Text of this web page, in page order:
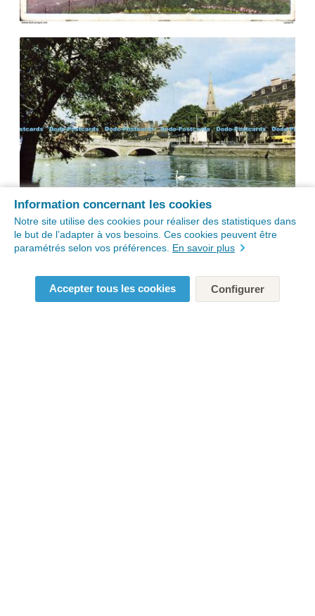
Information concernant les cookies
Notre site utilise des cookies pour réaliser des statistiques dans
le but de l’adapter à vos besoins. Ces cookies peuvent être
paramétrés selon vos préférences. En savoir plus
Accepter tous les cookies Configurer